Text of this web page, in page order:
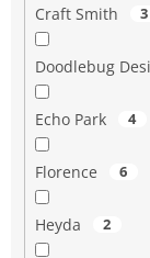
Craft Smith 3
Doodlebug
Echo Park 4
Florence 6
Heyda 2